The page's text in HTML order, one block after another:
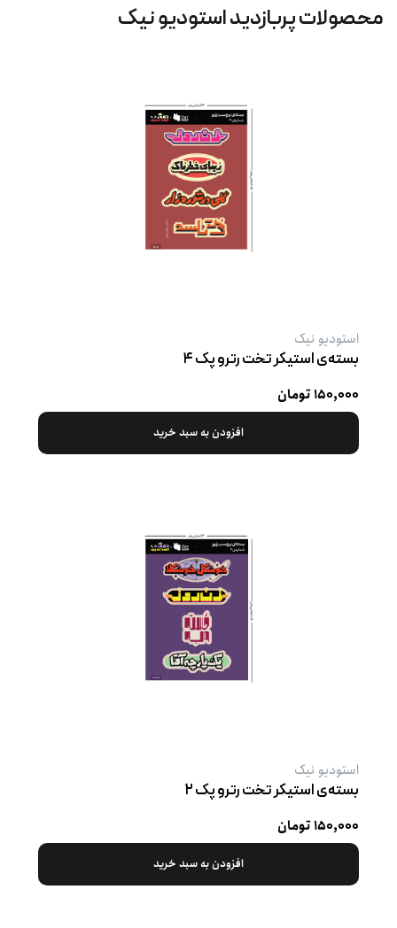
محصولات پربازدید استودیو نیک
استودیو نیک
بسته‌ی استیکر تخت رترو پک ۴
۱۵۰,۰۰۰ تومان
افزودن به سبد خرید
استودیو نیک
بسته‌ی استیکر تخت رترو پک ۲
۱۵۰,۰۰۰ تومان
افزودن به سبد خرید